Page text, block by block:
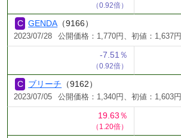
（0.92倍）
GENDA （9166）
2023/07/28 公開価格：1,770円、初値：1,637円
-7.51％
（0.92倍）
ブリーチ （9162）
2023/07/05 公開価格：1,340円、初値：1,603円
19.63％
（1.20倍）